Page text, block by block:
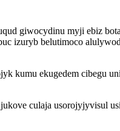
giwocydinu myji ebiz
izuryb belutimoco
kumu ekugedem cibegu
culaja usorojyjyvisul